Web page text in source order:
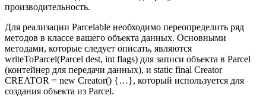
производительность.
Для реализации Parcelable необходимо переопределить ряд
методов в классе вашего объекта данных. Основными
методами, которые следует описать, являются
writeToParcel(Parcel dest, int flags) для записи объекта в Parcel
(контейнер для передачи данных), и static final Creator
CREATOR = new Creator() {…}, который используется для
создания объекта из Parcel.